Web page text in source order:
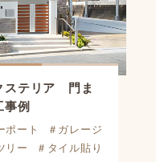
ステリア 門ま
事例
ポート
＃ガレージ
リー
＃タイル貼り